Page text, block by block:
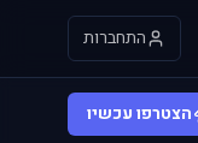
התחברות
הצטרפו עכשיו